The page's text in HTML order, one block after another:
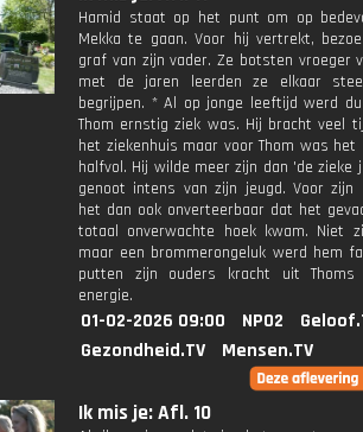
Hamid staat op het punt om op
Mekka te gaan. Voor hij vertrekt,
graf van zijn vader. Ze botsten vroeger
met de jaren leerden ze elkaar
begrijpen. * Al op jonge leeftijd werd
Thom ernstig ziek was. Hij bracht veel
het ziekenhuis maar voor Thom was
halfvol. Hij wilde meer zijn dan 'de zieke
genoot intens van zijn jeugd. Voor zijn
het dan ook onverteerbaar dat het
totaal onverwachte hoek kwam. Niet
maar een brommerongeluk werd hem
putten zijn ouders kracht uit Thoms
energie.
01-02-2026 09:00 NPO2
Gezondheid.TV
Mensen.TV
Ik mis je: Afl. 10